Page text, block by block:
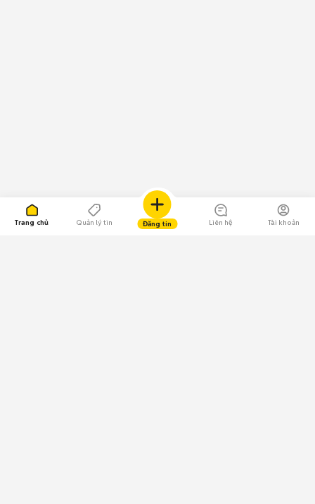
Trang chủ Quản lý tin Đăng tin Liên hệ Tài khoản